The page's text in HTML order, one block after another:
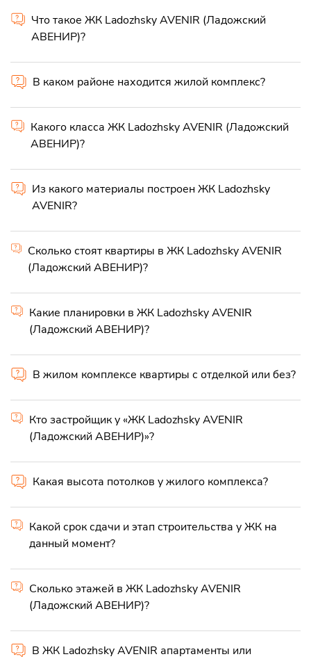
Что такое ЖК Ladozhsky AVENIR (Ладожский
АВЕНИР)?
В каком районе находится жилой комплекс?
Какого класса ЖК Ladozhsky AVENIR (Ладожский
АВЕНИР)?
Из какого материалы построен ЖК Ladozhsky
AVENIR?
Сколько стоят квартиры в ЖК Ladozhsky AVENIR
(Ладожский АВЕНИР)?
Какие планировки в ЖК Ladozhsky AVENIR
(Ладожский АВЕНИР)?
В жилом комплексе квартиры с отделкой или без?
Кто застройщик у «ЖК Ladozhsky AVENIR
(Ладожский АВЕНИР)»?
Какая высота потолков у жилого комплекса?
Какой срок сдачи и этап строительства у ЖК на
данный момент?
Сколько этажей в ЖК Ladozhsky AVENIR
(Ладожский АВЕНИР)?
В ЖК Ladozhsky AVENIR апартаменты или